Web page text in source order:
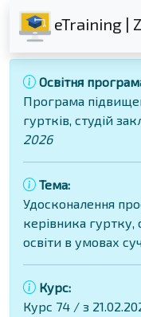
eTraining |
Освітня
Програма
гуртків, студій
2026
Тема:
Удосконалення
керівника гуртку,
освіти в умовах
Курс:
Курс 74 / з